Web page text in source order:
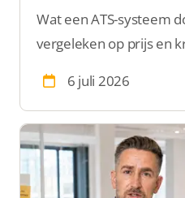
Wat een ATS-systeem
vergeleken op prijs en
6 juli 2026